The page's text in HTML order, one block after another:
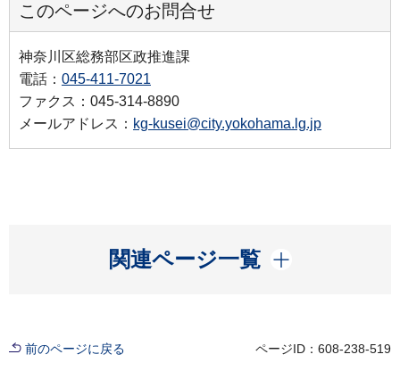
このページへのお問合せ
神奈川区総務部区政推進課
電話： 045-411-7021
ファクス：045-314-8890
メールアドレス： kg-kusei@city.yokohama.lg.jp
関連ページ一覧
開く
前のページに戻る ページID：608-238-519